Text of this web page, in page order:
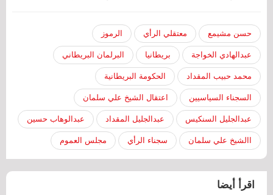
حسن مشيمع معتقلي الرأي الرموز
عبدالهادي الخواجة بريطانيا البرلمان البريطاني
محمد حبيب المقداد الحكومة البريطانية
السجناء السياسيين اعتقال الشيخ علي سلمان
عبدالجليل السنكيس عبدالجليل المقداد عبدالوهاب حسين
االشيخ علي سلمان سجناء الرأي مجلس العموم
اقرأ أيضا